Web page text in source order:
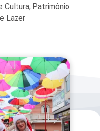
Cultura, Patrimônio
Lazer